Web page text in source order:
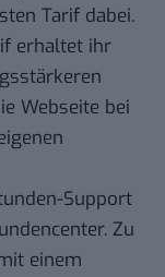
Tarif dabei.
erhaltet ihr
Webseite bei
Support
Zu
einem